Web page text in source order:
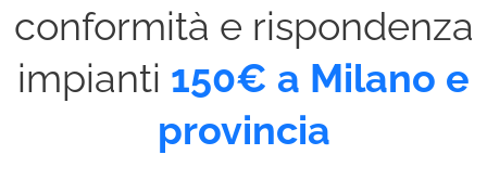
conformità e rispondenza
impianti 150€ a Milano e
provincia